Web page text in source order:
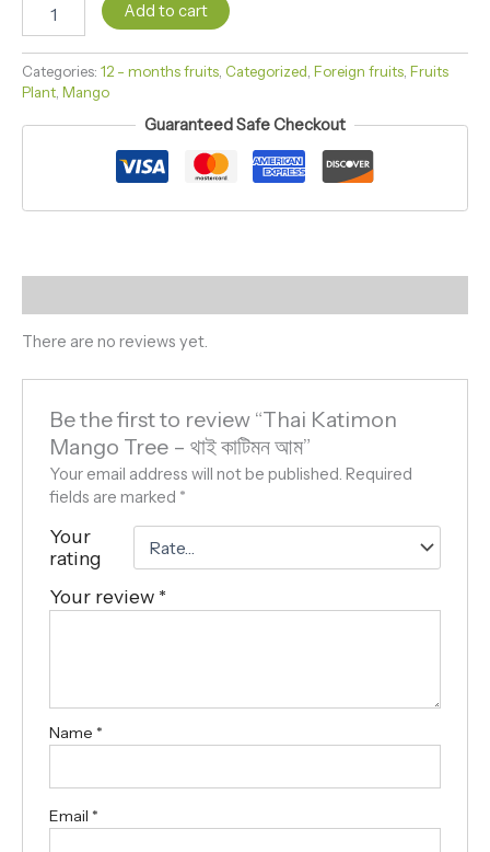
Add to cart
Categories: 12 - months fruits Categorized Foreign fruits Fruits
Plant Mango
Guaranteed Safe Checkout
There are no reviews yet.
Be the first to review “Thai Katimon
Mango Tree – থাই কাটিমন আম”
Your email address will not be published. Required
fields are marked *
Your
rating
Your review *
Name *
Email *